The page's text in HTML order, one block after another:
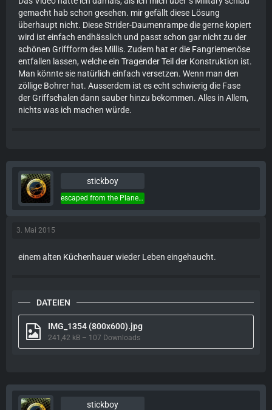
gemacht hab schon gesehen. mir gefällt diese Lösung
überhaupt nicht. Diese Strider-Daumenrampe die gerne kopiert
wird ist einfach endhässlich und passt schon gar nicht zu der
schönen Griffform des Millis. Zudem hat er die Fangriemenöse
entfallen lassen, welche ein Tragender Teil der Konstruktion ist.
Man könnte sie natürlich einfach versetzen. Wenn man den
zöllige Bohrer hat. Ausserdem ist es echt schwierig die Fase
der Griffschalen dann sauber hinzu bekommen. Alles in Allem,
nichts was ich machen würde.
stickboy
escaped from the Planet of the Apes...
3. Mai 2015
einem alten Küchenhauer wieder Leben eingehaucht.
DATEIEN
IMG_1354 (800x600).jpg
241,42 kB – 107 Downloads
stickboy